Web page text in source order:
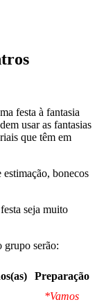
festa à fantasia
usar as fantasias
que têm em
bonecos
seja muito
grupo serão:
Preparação
*Vamos